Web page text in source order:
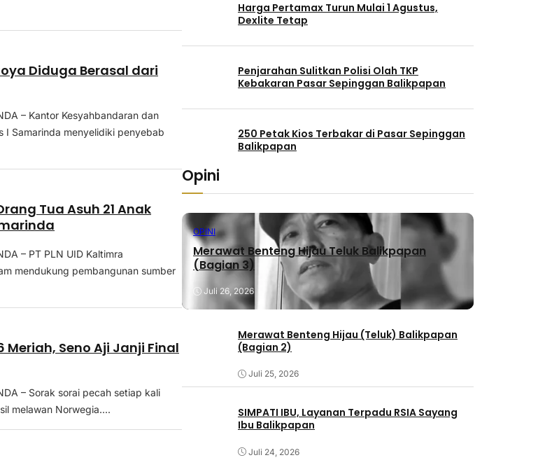
Diduga Berasal dari
– Kantor Kesyahbandaran dan
I Samarinda menyelidiki penyebab
Tua Asuh 21 Anak
– PT PLN UID Kaltimra
mendukung pembangunan sumber
Meriah, Seno Aji Janji Final
– Sorak sorai pecah setiap kali
melawan Norwegia....
Harga Pertamax Turun Mulai 1 Agustus,
Dexlite Tetap
Penjarahan Sulitkan Polisi Olah TKP
Kebakaran Pasar Sepinggan Balikpapan
250 Petak Kios Terbakar di Pasar Sepinggan
Balikpapan
Opini
OPINI
Merawat Benteng Hijau Teluk Balikpapan
(Bagian 3)
Juli 26, 2026
Merawat Benteng Hijau (Teluk) Balikpapan
(Bagian 2)
Juli 25, 2026
SIMPATI IBU, Layanan Terpadu RSIA Sayang
Ibu Balikpapan
Juli 24, 2026